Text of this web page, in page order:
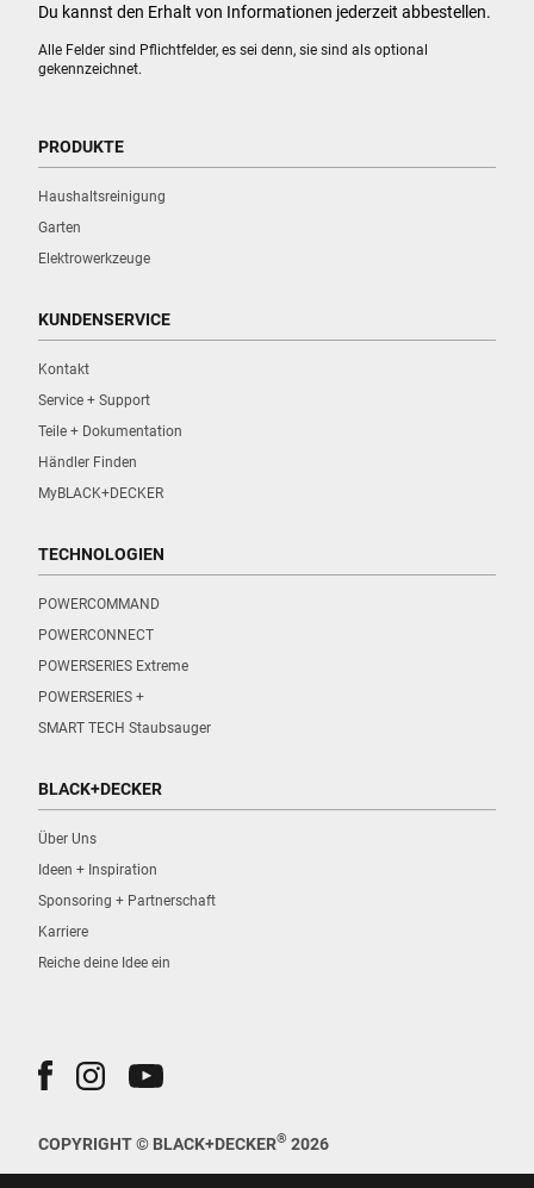
Alle Felder sind Pflichtfelder, es sei denn, sie sind als optional
gekennzeichnet.
Du kannst den Erhalt von Informationen jederzeit abbestellen.
PRODUKTE
Haushaltsreinigung
Garten
Elektrowerkzeuge
KUNDENSERVICE
Kontakt
Service + Support
Teile + Dokumentation
Händler Finden
MyBLACK+DECKER
TECHNOLOGIEN
POWERCOMMAND
POWERCONNECT
POWERSERIES Extreme
POWERSERIES +
SMART TECH Staubsauger
BLACK+DECKER
Über Uns
Ideen + Inspiration
Sponsoring + Partnerschaft
Karriere
Reiche deine Idee ein
COPYRIGHT © BLACK+DECKER® 2026